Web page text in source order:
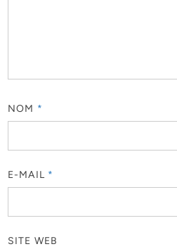
NOM *
E-MAIL *
SITE WEB